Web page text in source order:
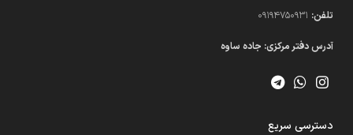
تلفن:
آدرس دفتر مرکزی: جاده ساوه
دسترسی سریع